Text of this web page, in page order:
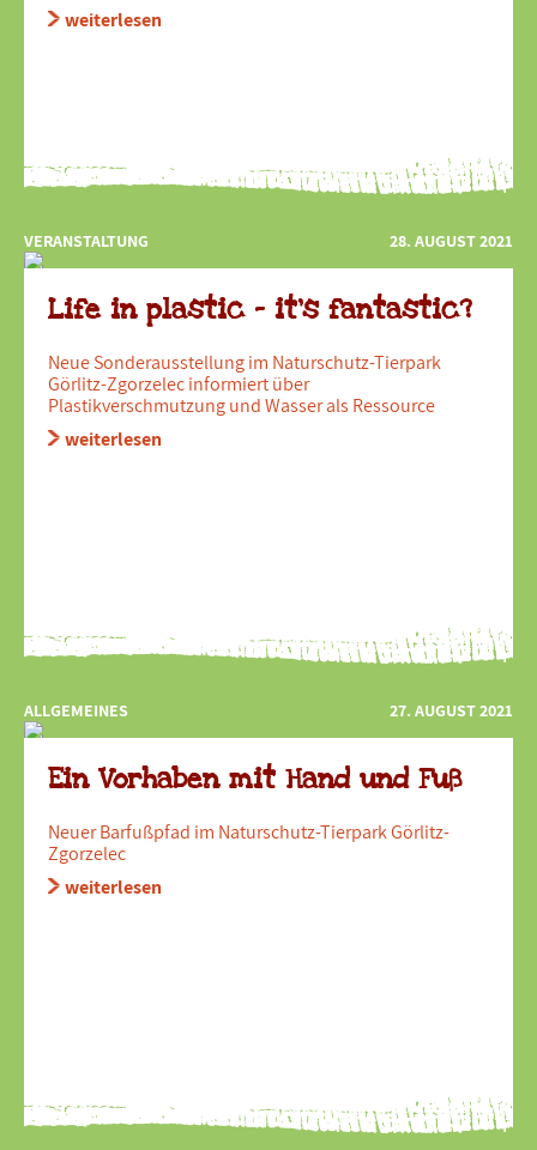
weiterlesen
VERANSTALTUNG 28. AUGUST 2021
Life in plastic – it’s fantastic?
Neue Sonderausstellung im Naturschutz-Tierpark
Görlitz-Zgorzelec informiert über
Plastikverschmutzung und Wasser als Ressource
weiterlesen
ALLGEMEINES 27. AUGUST 2021
Ein Vorhaben mit Hand und Fuß
Neuer Barfußpfad im Naturschutz-Tierpark Görlitz-
Zgorzelec
weiterlesen